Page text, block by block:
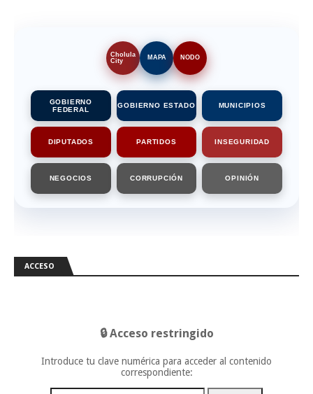
Cholula
City
MAPA NODO
GOBIERNO
FEDERAL
GOBIERNO ESTADO MUNICIPIOS
DIPUTADOS PARTIDOS INSEGURIDAD
NEGOCIOS CORRUPCIÓN OPINIÓN
ACCESO
🔒 Acceso restringido
Introduce tu clave numérica para acceder al contenido
correspondiente: